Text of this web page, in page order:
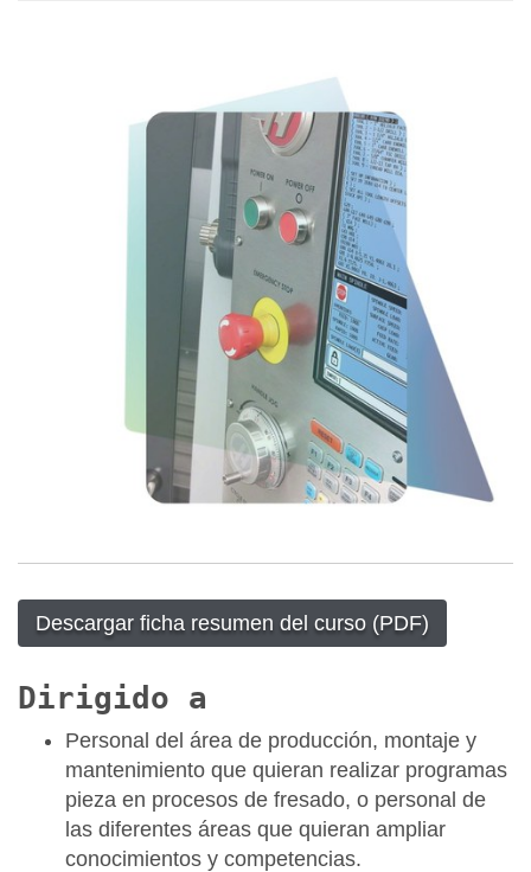
Descargar ficha resumen del curso (PDF)
Dirigido a
Personal del área de producción, montaje y
mantenimiento que quieran realizar programas
pieza en procesos de fresado, o personal de
las diferentes áreas que quieran ampliar
conocimientos y competencias.